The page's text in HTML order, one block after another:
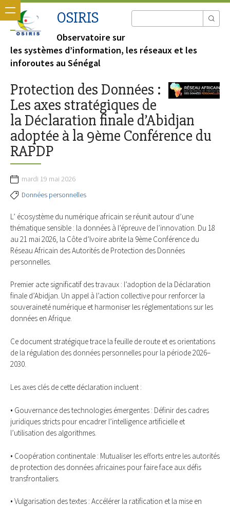
OSIRIS
Observatoire sur
les systèmes d’information, les réseaux et les
inforoutes au Sénégal
Protection des Données :
Les axes stratégiques de
la Déclaration finale d’Abidjan
adoptée à la 9ème Conférence du
RAPDP
mardi 19 mai 2026
Données personnelles
L’ écosystème du numérique africain se réunit autour d’une
thématique sensible : la données à l’épreuve de l’innovation. Du 18
au 21 mai 2026, la Côte d’Ivoire abrite la 9ème Conférence du
Réseau Africain des Autorités de Protection des Données
personnelles.
Premier acte significatif des travaux : l’adoption de la Déclaration
finale d’Abidjan. Un appel à l’action collective pour renforcer la
souveraineté numérique et harmoniser les réglementations sur les
données en Afrique.
Ce document stratégique trace la feuille de route et es orientations
de la régulation des données personnelles pour la période 2026–
2030.
Les axes clés de cette déclaration incluent :
• Gouvernance des technologies émergentes : Définir des cadres
juridiques stricts pour encadrer l’intelligence artificielle et
l’utilisation des algorithmes.
• Coopération continentale : Mutualiser les efforts entre les autorités
de protection des données africaines pour faire face aux défis
transfrontaliers.
• Vulgarisation des textes : Accélérer la ratification et la mise en